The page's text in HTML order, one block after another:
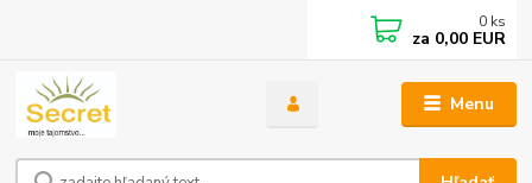
Menu
0 ks
za 0,00 EUR